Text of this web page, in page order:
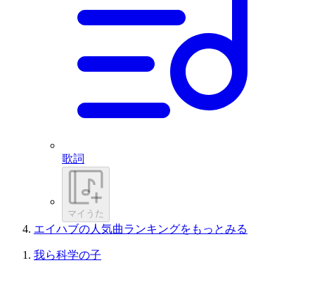
歌詞
マイうた
エイハブの人気曲ランキングをもっとみる
我ら科学の子